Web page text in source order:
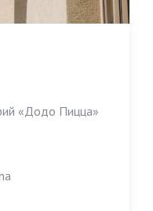
«Додо Пицца»